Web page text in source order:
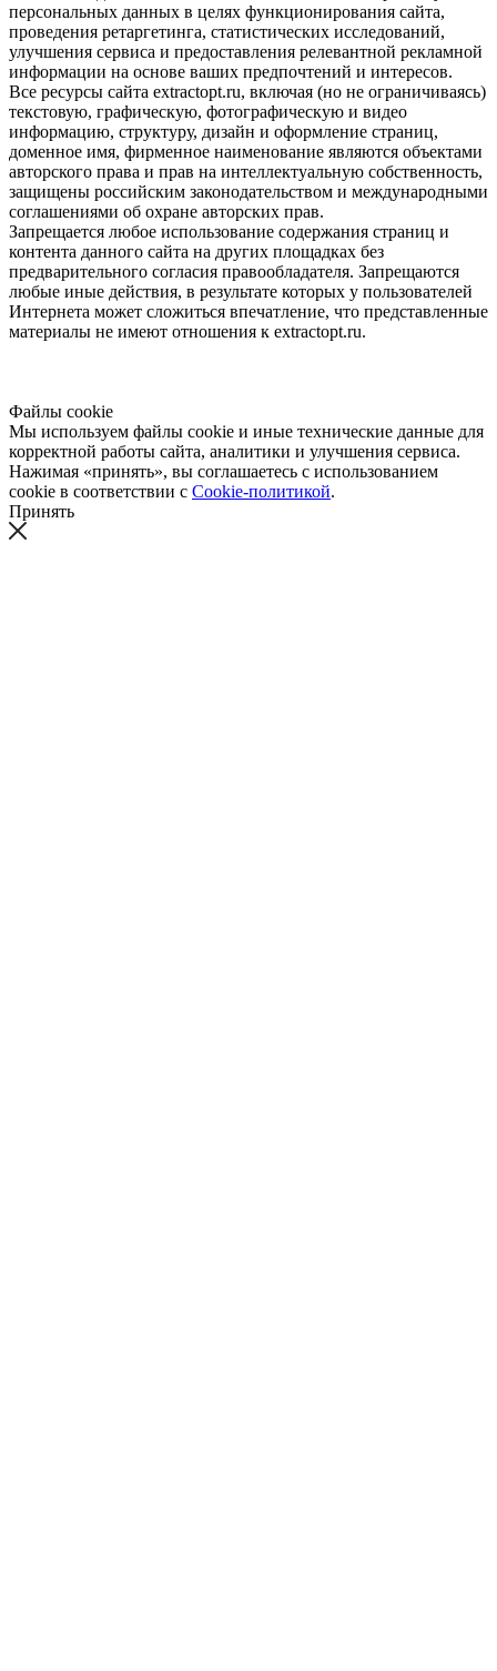
персональных данных в целях функционирования сайта,
проведения ретаргетинга, статистических исследований,
улучшения сервиса и предоставления релевантной рекламной
информации на основе ваших предпочтений и интересов.
Все ресурсы сайта extractopt.ru, включая (но не ограничиваясь)
текстовую, графическую, фотографическую и видео
информацию, структуру, дизайн и оформление страниц,
доменное имя, фирменное наименование являются объектами
авторского права и прав на интеллектуальную собственность,
защищены российским законодательством и международными
соглашениями об охране авторских прав.
Запрещается любое использование содержания страниц и
контента данного сайта на других площадках без
предварительного согласия правообладателя. Запрещаются
любые иные действия, в результате которых у пользователей
Интернета может сложиться впечатление, что представленные
материалы не имеют отношения к extractopt.ru.
Файлы cookie
Мы используем файлы cookie и иные технические данные для
корректной работы сайта, аналитики и улучшения сервиса.
Нажимая «принять», вы соглашаетесь с использованием
cookie в соответствии с Cookie-политикой.
Принять